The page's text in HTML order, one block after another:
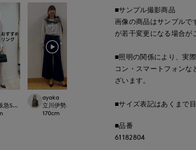
急SUPERIORCLOSET
ayaka
立川伊勢丹I.T.'S.international
170cm
立川伊勢丹I.T.'S.international
那覇メインプ
■サンプル撮影商品
画像の商品はサンプルで
が若干変更になる場合が
■照明の関係により、実
コン・スマートフォン
ざいます。
■サイズ表記はあくまで
■品番
61182804